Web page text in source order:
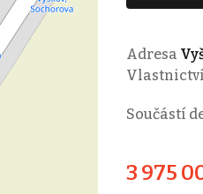
Adresa
Vlastnictví
Součástí
3 975